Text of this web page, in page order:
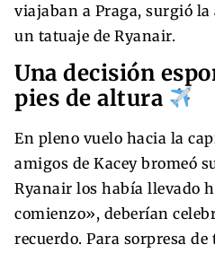
viajaban a Praga, surgió la
un tatuaje de Ryanair.
Una decisión
pies de altura
En pleno vuelo hacia la
amigos de Kacey bromeó
Ryanair los había llevado
comienzo», deberían
recuerdo. Para sorpresa